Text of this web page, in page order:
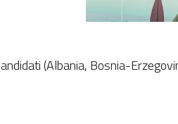
(Albania, Bosnia-